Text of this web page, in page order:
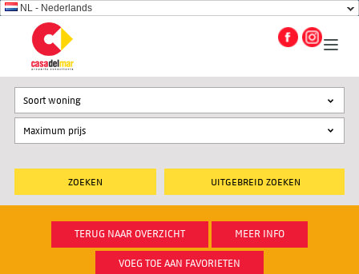
NL - Nederlands
UITGEBREID ZOEKEN
Soort woning
TERUG NAAR OVERZICHT MEER INFO
VOEG TOE AAN FAVORIETEN